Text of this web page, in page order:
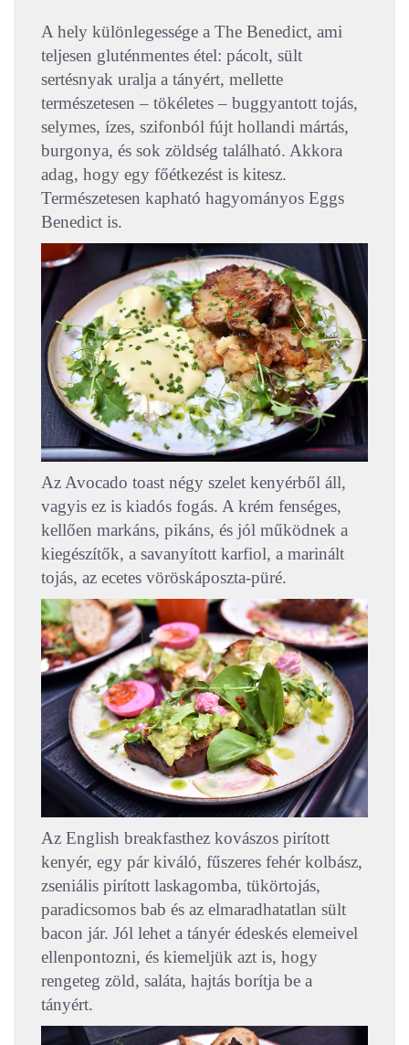
A hely különlegessége a The Benedict, ami
teljesen gluténmentes étel: pácolt, sült
sertésnyak uralja a tányért, mellette
természetesen – tökéletes – buggyantott tojás,
selymes, ízes, szifonból fújt hollandi mártás,
burgonya, és sok zöldség található. Akkora
adag, hogy egy főétkezést is kitesz.
Természetesen kapható hagyományos Eggs
Benedict is.
Az Avocado toast négy szelet kenyérből áll,
vagyis ez is kiadós fogás. A krém fenséges,
kellően markáns, pikáns, és jól működnek a
kiegészítők, a savanyított karfiol, a marinált
tojás, az ecetes vöröskáposzta-püré.
Az English breakfasthez kovászos pirított
kenyér, egy pár kiváló, fűszeres fehér kolbász,
zseniális pirított laskagomba, tükörtojás,
paradicsomos bab és az elmaradhatatlan sült
bacon jár. Jól lehet a tányér édeskés elemeivel
ellenpontozni, és kiemeljük azt is, hogy
rengeteg zöld, saláta, hajtás borítja be a
tányért.